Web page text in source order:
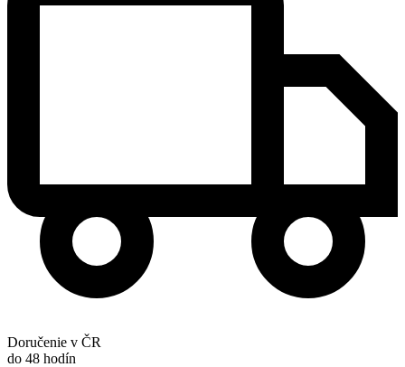
Doručenie v ČR
do 48 hodín